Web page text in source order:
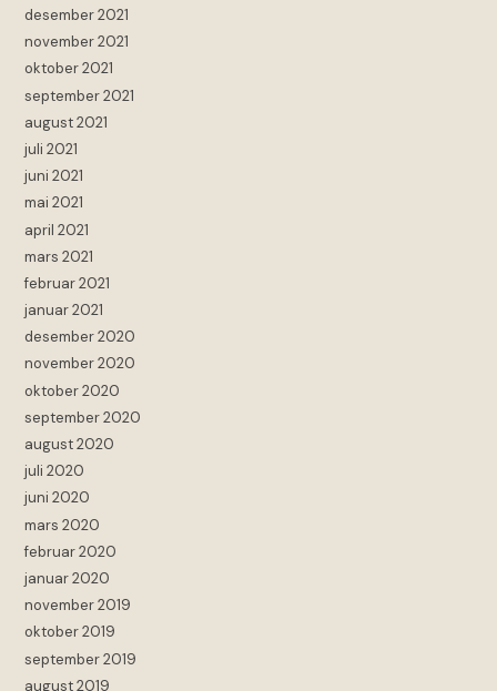
desember 2021
november 2021
oktober 2021
september 2021
august 2021
juli 2021
juni 2021
mai 2021
april 2021
mars 2021
februar 2021
januar 2021
desember 2020
november 2020
oktober 2020
september 2020
august 2020
juli 2020
juni 2020
mars 2020
februar 2020
januar 2020
november 2019
oktober 2019
september 2019
august 2019